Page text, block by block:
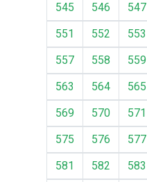
545
546 547
551
552 553
557
558 559
563
564 565
569
570 571
575
576 577
581
582 583